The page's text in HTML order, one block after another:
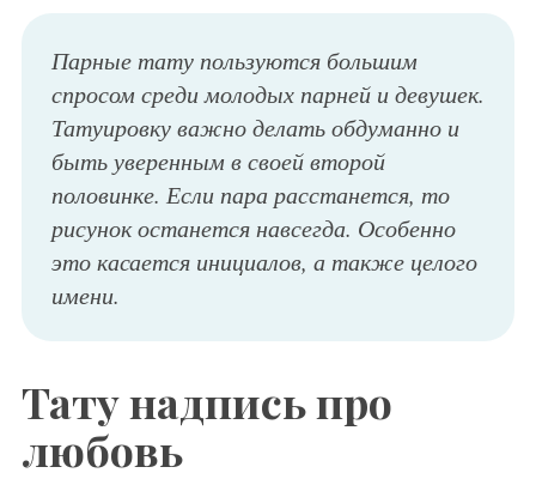
Парные тату пользуются большим
спросом среди молодых парней и девушек.
Татуировку важно делать обдуманно и
быть уверенным в своей второй
половинке. Если пара расстанется, то
рисунок останется навсегда. Особенно
это касается инициалов, а также целого
имени.
Тату надпись про
любовь